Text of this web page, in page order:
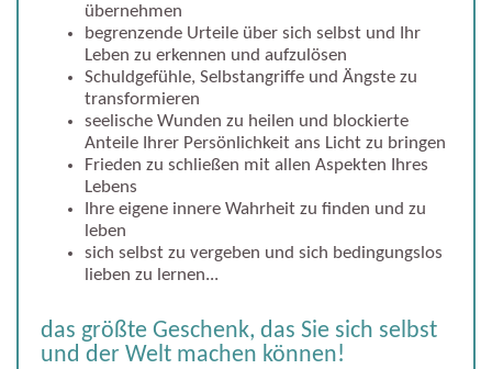
übernehmen
begrenzende Urteile über sich selbst und Ihr
Leben zu erkennen und aufzulösen
Schuldgefühle, Selbstangriffe und Ängste zu
transformieren
seelische Wunden zu heilen und blockierte
Anteile Ihrer Persönlichkeit ans Licht zu bringen
Frieden zu schließen mit allen Aspekten Ihres
Lebens
Ihre eigene innere Wahrheit zu finden und zu
leben
sich selbst zu vergeben und sich bedingungslos
lieben zu lernen...
das größte Geschenk, das Sie sich selbst
und der Welt machen können!